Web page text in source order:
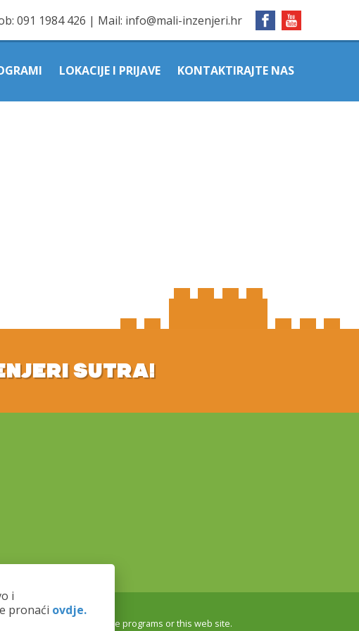
091 1984 426 | Mail: info@mali-inzenjeri.hr
LOKACIJE I PRIJAVE KONTAKTIRAJTE NAS
i
pronaći ovdje.
SUTRA!
or endorse these programs or this web site.